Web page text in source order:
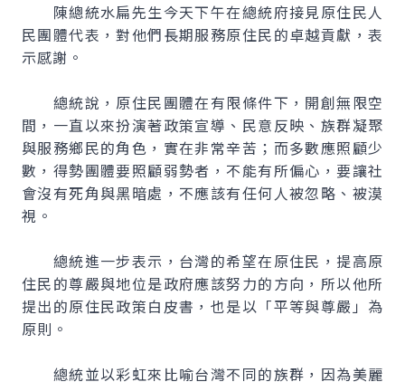
陳總統水扁先生今天下午在總統府接見原住民人
民團體代表，對他們長期服務原住民的卓越貢獻，表
示感謝。
總統說，原住民團體在有限條件下，開創無限空
間，一直以來扮演著政策宣導、民意反映、族群凝聚
與服務鄉民的角色，實在非常辛苦；而多數應照顧少
數，得勢團體要照顧弱勢者，不能有所偏心，要讓社
會沒有死角與黑暗處，不應該有任何人被忽略、被漠
視。
總統進一步表示，台灣的希望在原住民，提高原
住民的尊嚴與地位是政府應該努力的方向，所以他所
提出的原住民政策白皮書，也是以「平等與尊嚴」為
原則。
總統並以彩虹來比喻台灣不同的族群，因為美麗